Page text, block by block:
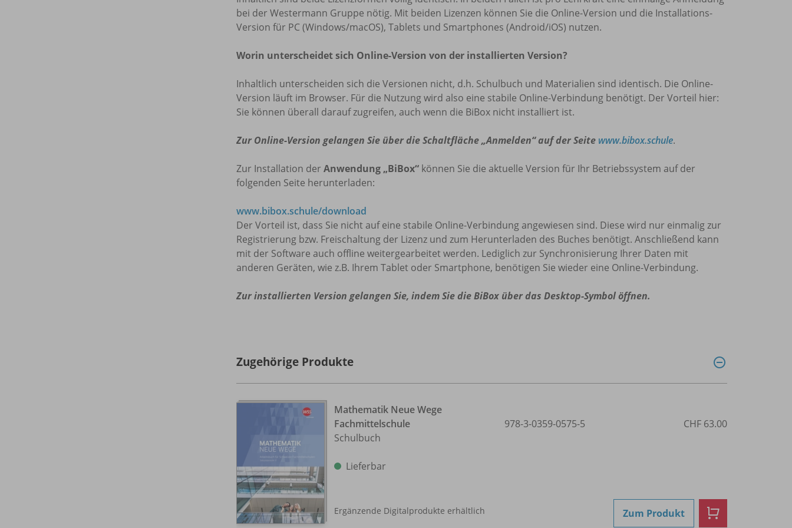
bei der Westermann Gruppe nötig. Mit beiden Lizenzen können Sie die Online-Version und die Installations-
Version für PC (Windows/macOS), Tablets und Smartphones (Android/iOS) nutzen.
Worin unterscheidet sich Online-Version von der installierten Version?
Inhaltlich unterscheiden sich die Versionen nicht, d.h. Schulbuch und Materialien sind identisch. Die Online-
Version läuft im Browser. Für die Nutzung wird also eine stabile Online-Verbindung benötigt. Der Vorteil hier:
Sie können überall darauf zugreifen, auch wenn die BiBox nicht installiert ist.
Zur Online-Version gelangen Sie über die Schaltfläche „Anmelden“ auf der Seite www.bibox.schule.
Zur Installation der Anwendung „BiBox“ können Sie die aktuelle Version für Ihr Betriebssystem auf der
folgenden Seite herunterladen:
www.bibox.schule/download
Der Vorteil ist, dass Sie nicht auf eine stabile Online-Verbindung angewiesen sind. Diese wird nur einmalig zur
Registrierung bzw. Freischaltung der Lizenz und zum Herunterladen des Buches benötigt. Anschließend kann
mit der Software auch offline weitergearbeitet werden. Lediglich zur Synchronisierung Ihrer Daten mit
anderen Geräten, wie z.B. Ihrem Tablet oder Smartphone, benötigen Sie wieder eine Online-Verbindung.
Zur installierten Version gelangen Sie, indem Sie die BiBox über das Desktop-Symbol öffnen.
Zugehörige Produkte
Mathematik Neue Wege
Fachmittelschule
Schulbuch
Lieferbar
Ergänzende Digitalprodukte erhältlich
978-3-0359-0575-5 CHF 63.00
Zum Produkt